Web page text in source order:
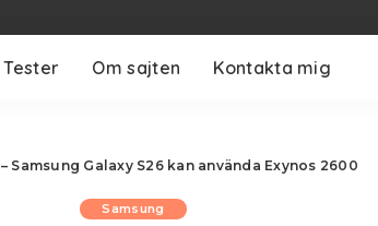
Tester Om sajten Kontakta mig
Samsung Galaxy S26 kan använda Exynos 2600
Samsung